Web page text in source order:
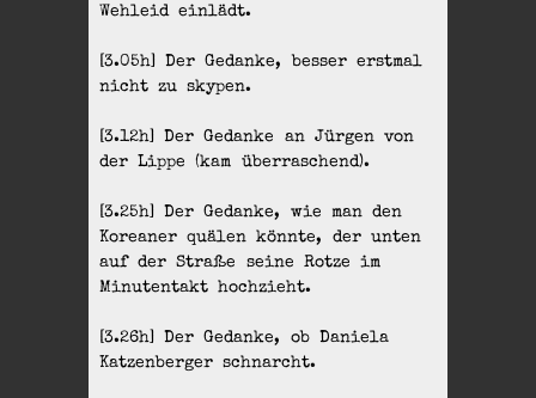
Wehleid einlädt.
[3.05h] Der Gedanke, besser erstmal
nicht zu skypen.
[3.12h] Der Gedanke an Jürgen von
der Lippe (kam überraschend).
[3.25h] Der Gedanke, wie man den
Koreaner quälen könnte, der unten
auf der Straße seine Rotze im
Minutentakt hochzieht.
[3.26h] Der Gedanke, ob Daniela
Katzenberger schnarcht.